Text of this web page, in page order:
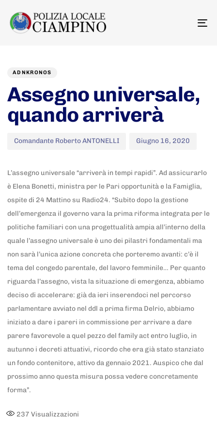
ADNKRONOS
Assegno universale,
quando arriverà
Comandante Roberto ANTONELLI Giugno 16, 2020
L’assegno universale “arriverà in tempi rapidi”. Ad assicurarlo
è Elena Bonetti, ministra per le Pari opportunità e la Famiglia,
ospite di 24 Mattino su Radio24. “Subito dopo la gestione
dell’emergenza il governo vara la prima riforma integrata per le
politiche familiari con una progettualità ampia all’interno della
quale l’assegno universale è uno dei pilastri fondamentali ma
non sarà l’unica azione concreta che porteremo avanti: c’è il
tema del congedo parentale, del lavoro femminile… Per quanto
riguarda l’assegno, vista la situazione di emergenza, abbiamo
deciso di accelerare: già da ieri inserendoci nel percorso
parlamentare avviato nel ddl a prima firma Delrio, abbiamo
iniziato a dare i pareri in commissione per arrivare a dare
parere favorevole a quel pezzo del family act entro luglio, in
autunno i decreti attuativi, ricordo che era già stato stanziato
un fondo contenitore, attivo da gennaio 2021. Auspico che dal
prossimo anno questa misura possa vedere concretamente
forma”.
237 Visualizzazioni